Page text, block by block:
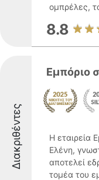
ομπρέλες,
8.8
Διακριθέντες
Εμπόριο
Η εταιρεία
Ελένη,
αποτελεί
τομέα του